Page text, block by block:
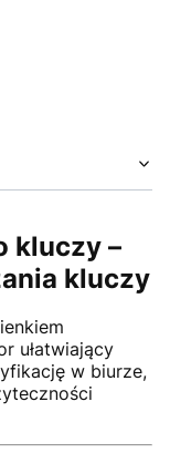
kluczy –
kluczy
ułatwiający
w biurze,